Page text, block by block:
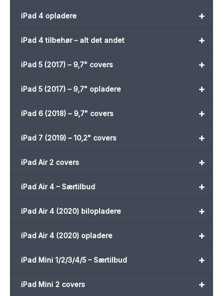
+
iPad 4 opladere
+
iPad 4 tilbehør – alt det andet
+
iPad 5 (2017) – 9,7" covers
+
iPad 5 (2017) – 9,7" opladere
+
iPad 6 (2018) – 9,7" covers
+
iPad 7 (2019) – 10,2" covers
+
iPad Air 2 covers
+
iPad Air 4 – Særtilbud
+
iPad Air 4 (2020) bilopladere
+
iPad Air 4 (2020) opladere
+
iPad Mini 1/2/3/4/5 – Særtilbud
+
iPad Mini 2 covers